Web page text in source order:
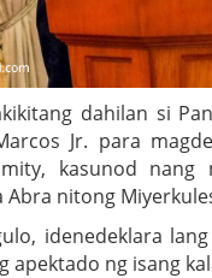
dahilan si
Jr. para
kasunod nang
nitong
idenedeklara
apektado ng isang